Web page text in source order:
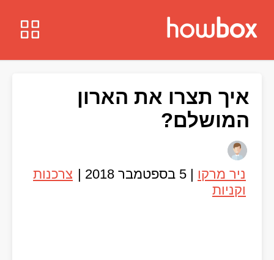
איך תצרו את הארון
המושלם?
ניר מרקו | 5 בספטמבר 2018 | צרכנות
וקניות